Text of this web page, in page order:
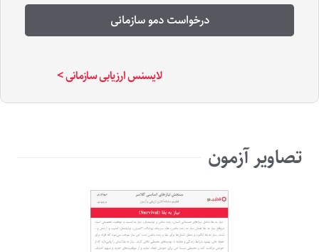
درخواست دمو سازمانی
لایسنس ارزیابی سازمانی >
تصاویر آزمون